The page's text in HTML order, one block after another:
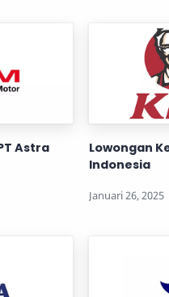
Astra
Lowongan
Indonesia